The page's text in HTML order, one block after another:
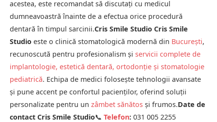
acestea, este recomandat să discutați cu medicul
dumneavoastră înainte de a efectua orice procedură
dentară în timpul sarcinii.Cris Smile Studio Cris Smile
Studio este o clinică stomatologică modernă din București,
recunoscută pentru profesionalism și servicii complete de
implantologie, estetică dentară, ortodonție și stomatologie
pediatrică. Echipa de medici folosește tehnologii avansate
și pune accent pe confortul pacienților, oferind soluții
personalizate pentru un zâmbet sănătos și frumos.Date de
contact Cris Smile Studio📞 Telefon: 031 005 2255